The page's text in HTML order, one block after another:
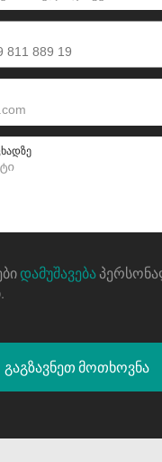
დამუშავება
.
გაგზავნეთ მოთხოვნა